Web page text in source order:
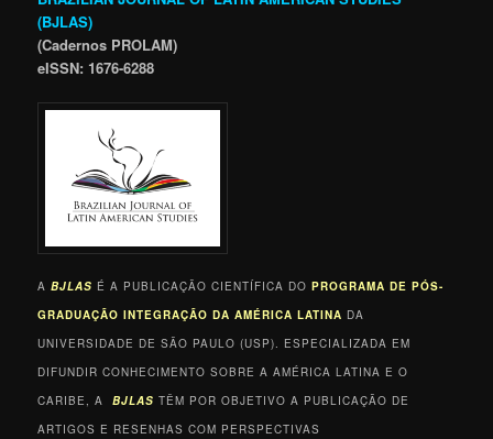
(BJLAS)
(Cadernos PROLAM)
eISSN: 1676-6288
ABJLAS É A PUBLICAÇÃO CIENTÍFICA DOPROGRAMA DE PÓS-
GRADUAÇÃO INTEGRAÇÃO DA AMÉRICA LATINA DA
UNIVERSIDADE DE SÃO PAULO (USP). ESPECIALIZADA EM
DIFUNDIR CONHECIMENTO SOBRE A AMÉRICA LATINA E O
CARIBE, A
BJLAS TÊM POR OBJETIVO A PUBLICAÇÃO DE
ARTIGOS E RESENHAS COM PERSPECTIVAS